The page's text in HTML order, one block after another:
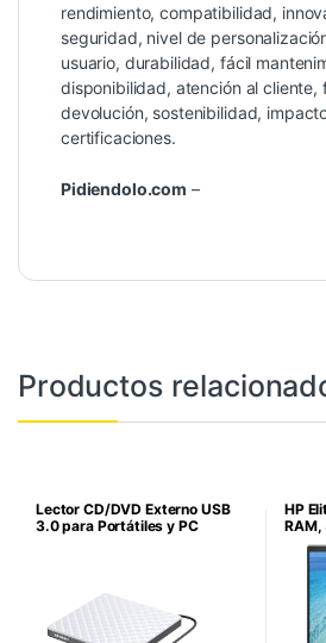
rendimiento, compatibilidad,
seguridad, nivel de
usuario, durabilidad, fácil
disponibilidad, atención al cliente,
devolución, sostenibilidad,
certificaciones.
Pidiendolo.com –
Productos
Lector CD/DVD Externo USB
3.0 para Portátiles y PC
HP
RAM,